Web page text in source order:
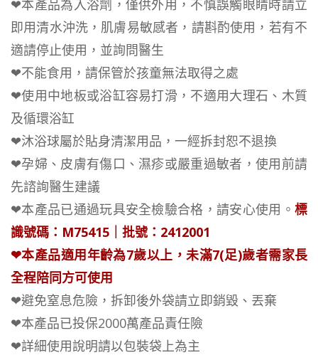
❤本產品為入浴劑，僅供外用，不慎誤觸眼睛時請立
即用清水沖洗，肌膚易敏感者，請斟酌使用，若有不
適請停止使用，並詢問醫生
❤不能食用，請保管於孩童無法取得之處
❤使用中地板或浴缸容易打滑，不適用大理石、木質
及循環浴缸
❤沐浴球屬於貼身清潔用品，一經拆封恕不退換
❤孕婦、皮膚有傷口、濕疹或嚴重過敏者，使用前請
先諮詢醫生建議
❤本產品已通過玩具安全檢驗合格，請安心使用。 標
識號碼：M75415｜批號：2412001
❤本產品適用年齡為7歲以上，未滿7(足)歲者需家長
全程陪同方可使用
❤避免窒息危險，拆卸後外袋請立即銷毀、丟棄
❤本產品已投保2000萬產品責任險
❤詳細使用說明請以包裝袋上為主